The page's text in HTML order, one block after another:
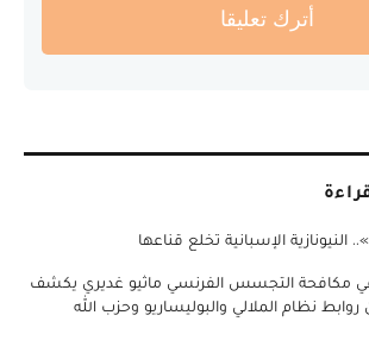
أترك تعليقا
النيونازية الإسبانية تخلع قناعها
مكافحة التجسس الفرنسي ماثيو غديري يكشف
نظام الملالي والبوليساريو وحزب الله